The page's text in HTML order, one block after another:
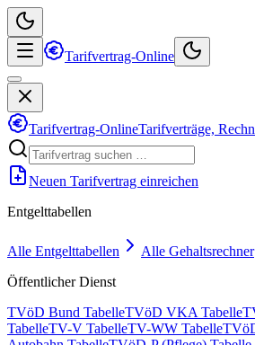
Tarifvertrag-Online
Tarifvertrag-OnlineTarifverträge,
Neuen Tarifvertrag einreichen
Entgelttabellen
Alle Entgelttabellen
Alle Gehaltsrechner
Öffentlicher Dienst
TVöD Bund TabelleTVöD VKA Tabelle
TabelleTV-V TabelleTV-WW Tabelle